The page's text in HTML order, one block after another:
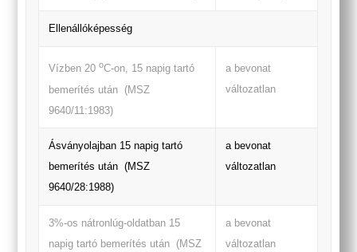
Ellenállóképesség
Vízben 20oC-on, 15 napig tartó
bemerítés után (MSZ
9640/11:1983)
a bevonat
változatlan
Ásványolajban 15 napig tartó
bemerítés után (MSZ
9640/28:1988)
a bevonat
változatlan
3%-os nátronlúg-oldatban 15
napig tartó bemerítés után (MSZ
a bevonat
változatlan